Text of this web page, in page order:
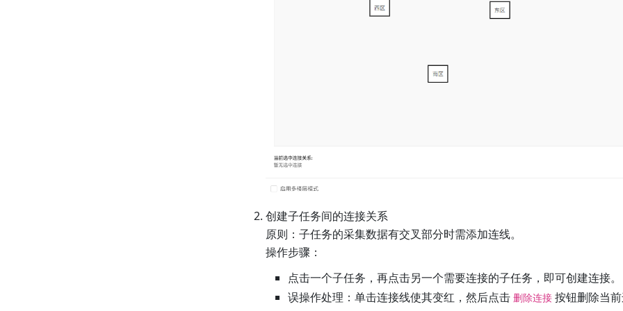
创建子任务间的连接关系
原则：子任务的采集数据有交叉部分时需添加连线。
操作步骤：
点击一个子任务，再点击另一个需要连接的子任务，即可创建连接。
误操作处理：单击连接线使其变红，然后点击 删除连接按钮删除当